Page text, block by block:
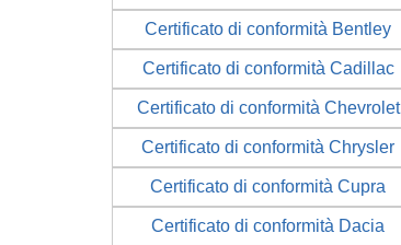
Certificato di conformità Bentley
Certificato di conformità Cadillac
Certificato di conformità Chevrolet
Certificato di conformità Chrysler
Certificato di conformità Cupra
Certificato di conformità Dacia